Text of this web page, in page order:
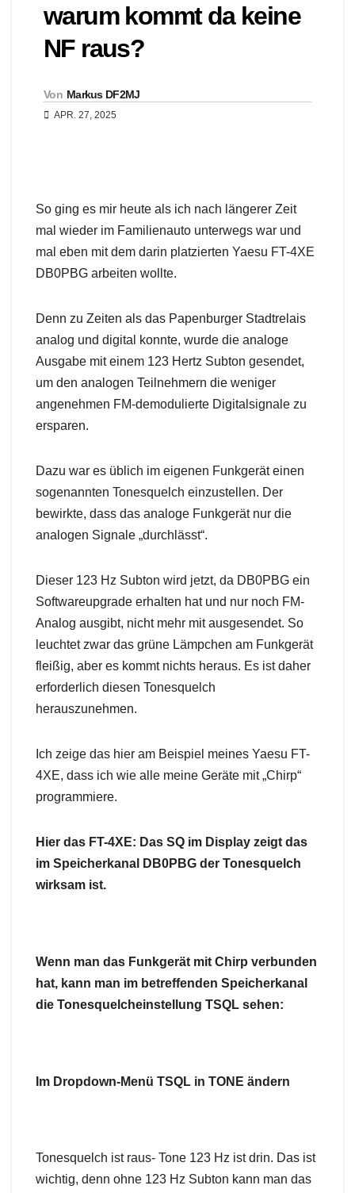
warum kommt da keine
NF raus?
Von Markus DF2MJ
APR. 27, 2025
So ging es mir heute als ich nach längerer Zeit
mal wieder im Familienauto unterwegs war und
mal eben mit dem darin platzierten Yaesu FT-4XE
DB0PBG arbeiten wollte.
Denn zu Zeiten als das Papenburger Stadtrelais
analog und digital konnte, wurde die analoge
Ausgabe mit einem 123 Hertz Subton gesendet,
um den analogen Teilnehmern die weniger
angenehmen FM-demodulierte Digitalsignale zu
ersparen.
Dazu war es üblich im eigenen Funkgerät einen
sogenannten Tonesquelch einzustellen. Der
bewirkte, dass das analoge Funkgerät nur die
analogen Signale „durchlässt“.
Dieser 123 Hz Subton wird jetzt, da DB0PBG ein
Softwareupgrade erhalten hat und nur noch FM-
Analog ausgibt, nicht mehr mit ausgesendet. So
leuchtet zwar das grüne Lämpchen am Funkgerät
fleißig, aber es kommt nichts heraus. Es ist daher
erforderlich diesen Tonesquelch
herauszunehmen.
Ich zeige das hier am Beispiel meines Yaesu FT-
4XE, dass ich wie alle meine Geräte mit „Chirp“
programmiere.
Hier das FT-4XE: Das SQ im Display zeigt das
im Speicherkanal DB0PBG der Tonesquelch
wirksam ist.
Wenn man das Funkgerät mit Chirp verbunden
hat, kann man im betreffenden Speicherkanal
die Tonesquelcheinstellung TSQL sehen:
Im Dropdown-Menü TSQL in TONE ändern
Tonesquelch ist raus- Tone 123 Hz ist drin. Das ist
wichtig, denn ohne 123 Hz Subton kann man das